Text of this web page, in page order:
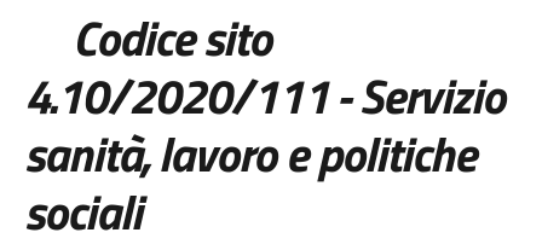
Codice sito
4.10/2020/111 - Servizio
sanità, lavoro e politiche
sociali